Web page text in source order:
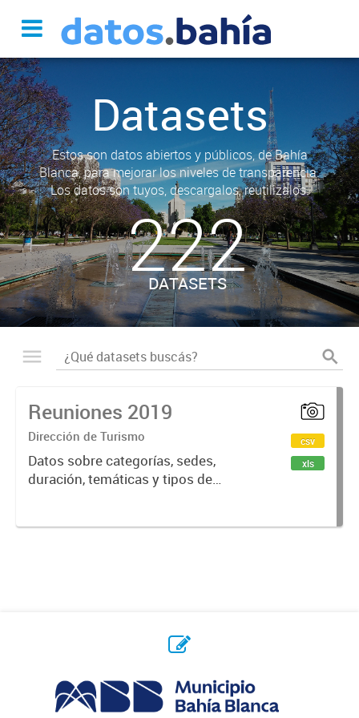
Datasets
Estos son datos abiertos y públicos, de Bahía
Blanca, para mejorar los niveles de transparencia.
Los datos son tuyos, descargalos, reutilizalos.
222
DATASETS
Reuniones 2019
Dirección de Turismo
Datos sobre categorías, sedes,
duración, temáticas y tipos de
csv
xls